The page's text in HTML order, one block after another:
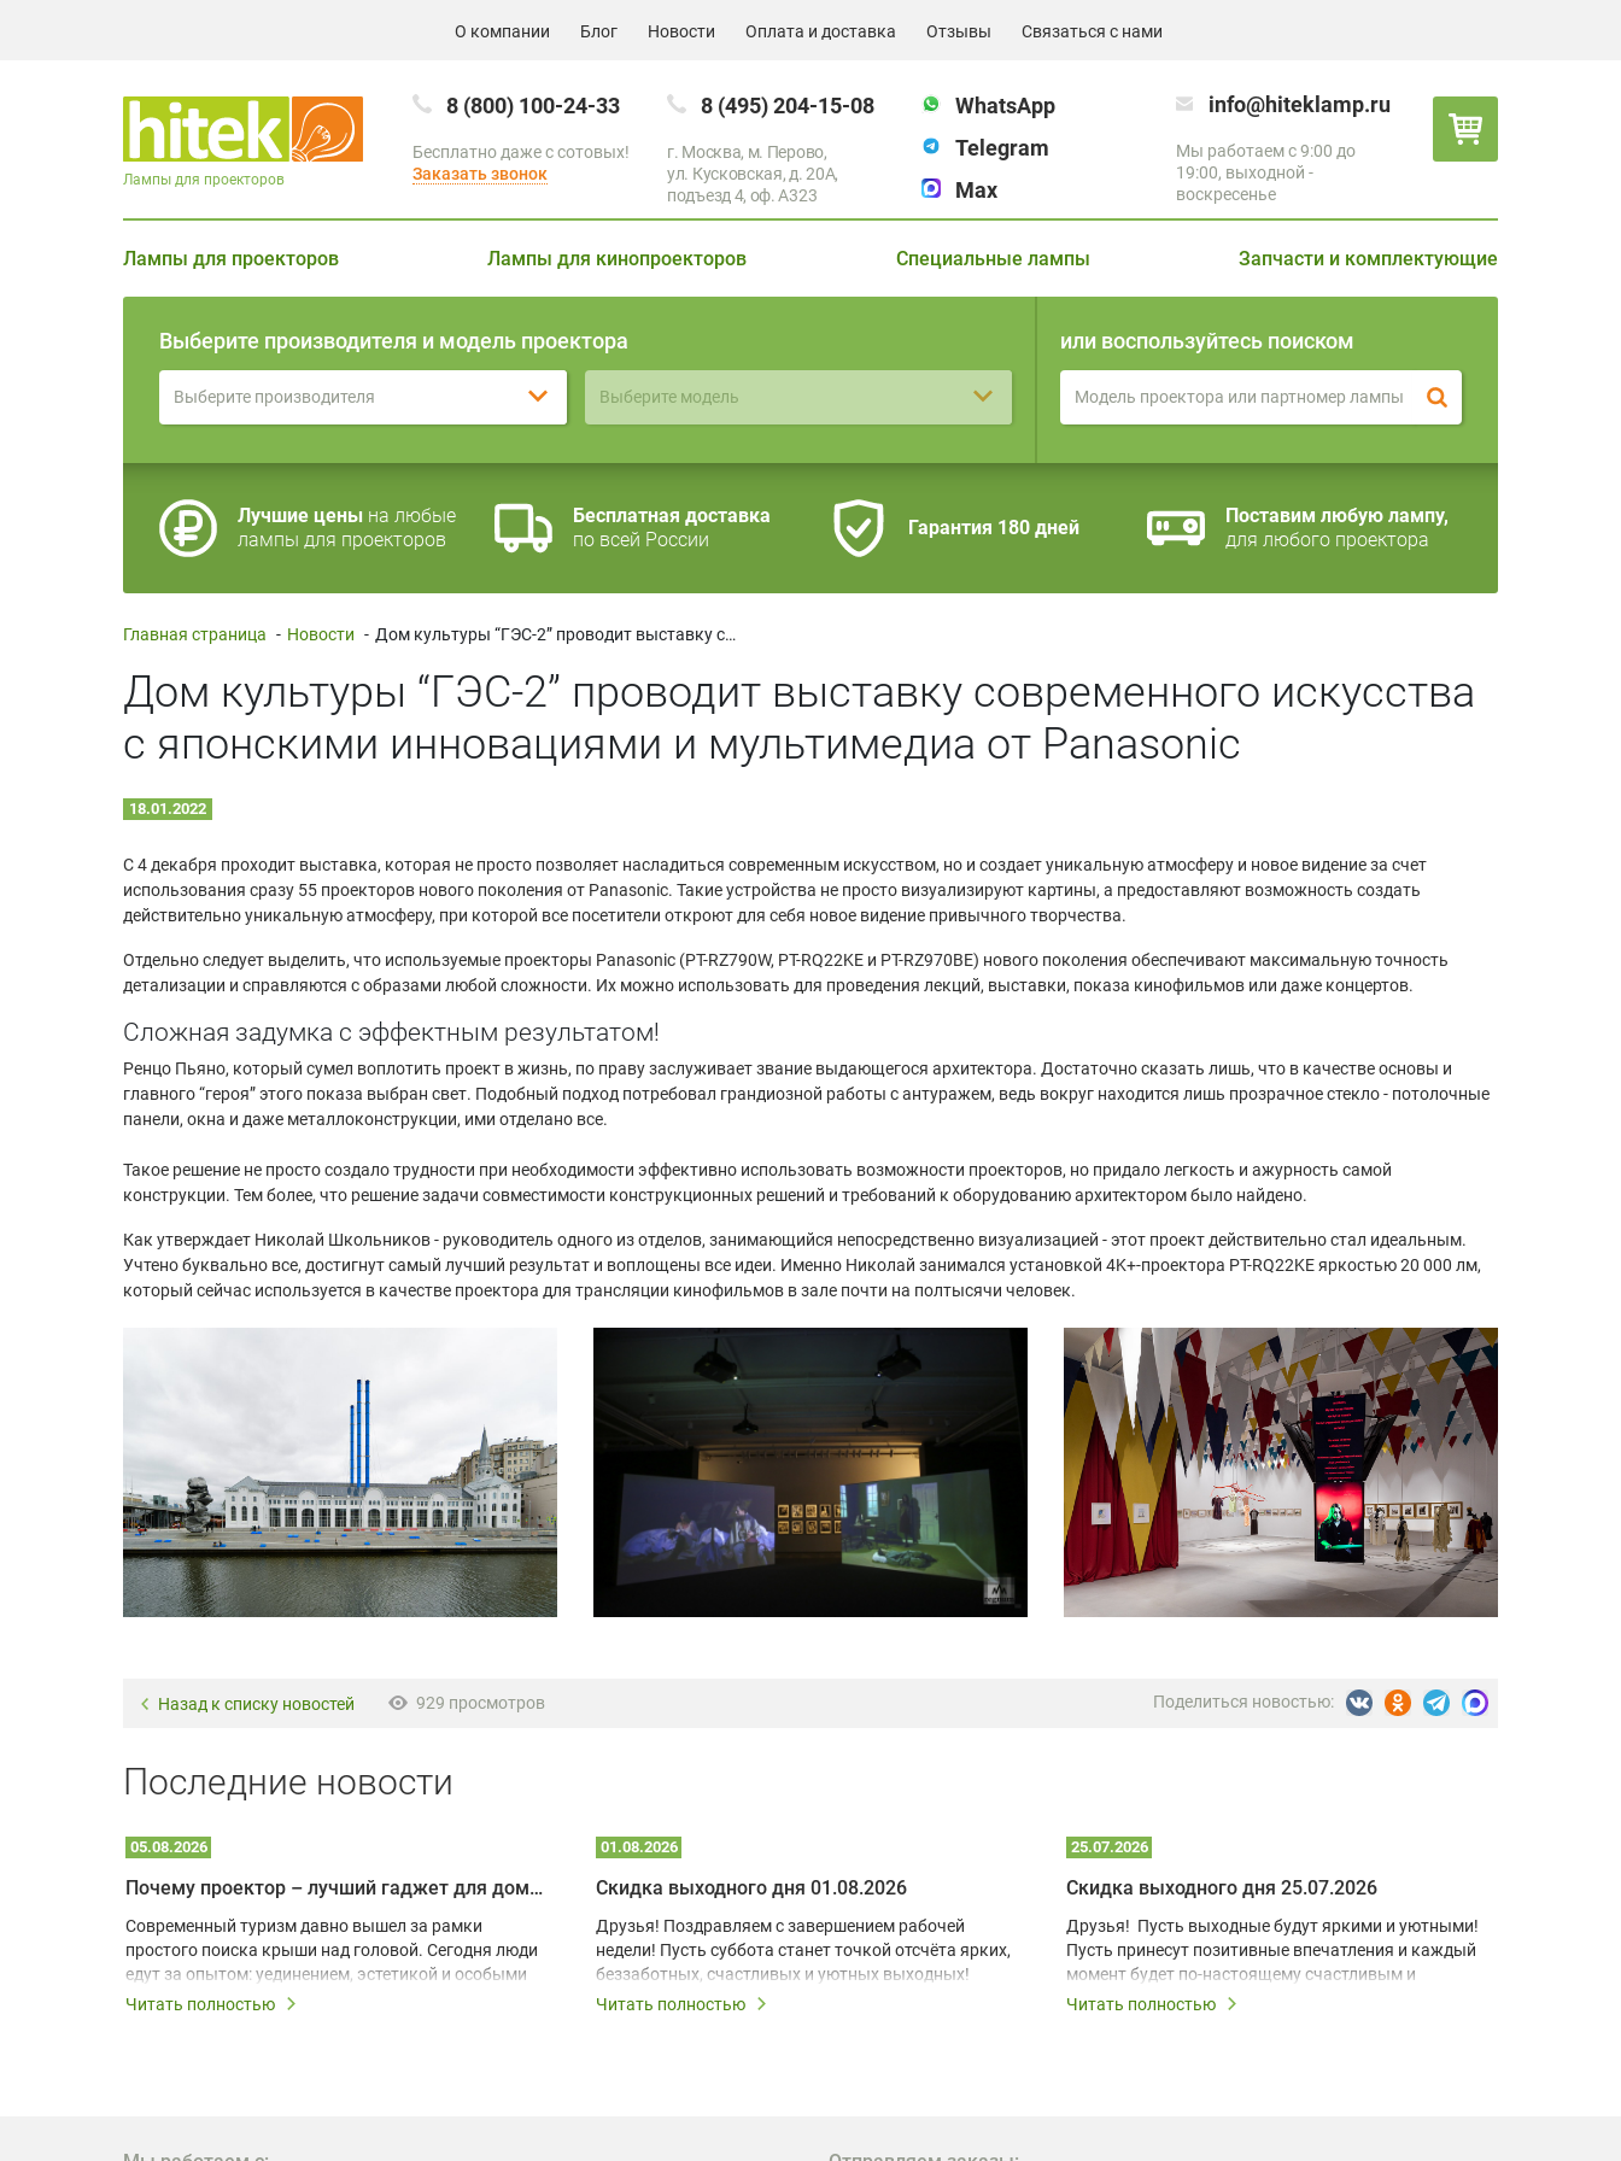
О компании Блог Новости Оплата и доставка Отзывы Связаться с нами
8 (800) 100-24-33
Бесплатно даже с сотовых!
Заказать звонок
8 (495) 204-15-08
г. Москва, м. Перово,
ул. Кусковская, д. 20А,
подъезд 4, оф. A323
WhatsApp
Telegram
Max
info@hiteklamp.ru
Мы работаем с 9:00 до
19:00, выходной -
воскресенье
Лампы для проекторов
Лампы для проекторов Лампы для кинопроекторов Специальные лампы Запчасти и комплектующие
Выберите производителя и модель проектора
Выберите производителя Выберите модель
или воспользуйтесь поиском
Лучшие цены на любые
лампы для проекторов
Бесплатная доставка
по всей России
Гарантия 180 дней
Поставим любую лампу,
для любого проектора
Главная страница - Новости - Дом культуры “ГЭС-2” проводит выставку современного искусства с японскими инновациями и мультимедиа от Panasonic
Дом культуры “ГЭС-2” проводит выставку современного искусства
с японскими инновациями и мультимедиа от Panasonic
18.01.2022
С 4 декабря проходит выставка, которая не просто позволяет насладиться современным искусством, но и создает уникальную атмосферу и новое видение за счет
использования сразу 55 проекторов нового поколения от Panasonic. Такие устройства не просто визуализируют картины, а предоставляют возможность создать
действительно уникальную атмосферу, при которой все посетители откроют для себя новое видение привычного творчества.
Отдельно следует выделить, что используемые проекторы Panasonic (PT-RZ790W, PT-RQ22KE и PT-RZ970BE) нового поколения обеспечивают максимальную точность
детализации и справляются с образами любой сложности. Их можно использовать для проведения лекций, выставки, показа кинофильмов или даже концертов.
Сложная задумка с эффектным результатом!
Ренцо Пьяно, который сумел воплотить проект в жизнь, по праву заслуживает звание выдающегося архитектора. Достаточно сказать лишь, что в качестве основы и
главного “героя” этого показа выбран свет. Подобный подход потребовал грандиозной работы с антуражем, ведь вокруг находится лишь прозрачное стекло - потолочные
панели, окна и даже металлоконструкции, ими отделано все.
Такое решение не просто создало трудности при необходимости эффективно использовать возможности проекторов, но придало легкость и ажурность самой
конструкции. Тем более, что решение задачи совместимости конструкционных решений и требований к оборудованию архитектором было найдено.
Как утверждает Николай Школьников - руководитель одного из отделов, занимающийся непосредственно визуализацией - этот проект действительно стал идеальным.
Учтено буквально все, достигнут самый лучший результат и воплощены все идеи. Именно Николай занимался установкой 4K+-проектора PT-RQ22KE яркостью 20 000 лм,
который сейчас используется в качестве проектора для трансляции кинофильмов в зале почти на полтысячи человек.
Назад к списку новостей 929 просмотров Поделиться новостью:
Последние новости
05.08.2026
Почему проектор – лучший гаджет для домика в глэмпинге
Современный туризм давно вышел за рамки
простого поиска крыши над головой. Сегодня люди
едут за опытом: уединением, эстетикой и особыми
ощущениями. Владельцы A-frame домов,
Читать полностью
01.08.2026
Скидка выходного дня 01.08.2026
Друзья! Поздравляем с завершением рабочей
недели! Пусть суббота станет точкой отсчёта ярких,
беззаботных, счастливых и уютных выходных!
Читать полностью
25.07.2026
Скидка выходного дня 25.07.2026
Друзья! Пусть выходные будут яркими и уютными!
Пусть принесут позитивные впечатления и каждый
момент будет по-настоящему счастливым и
запоминающимся!
Читать полностью